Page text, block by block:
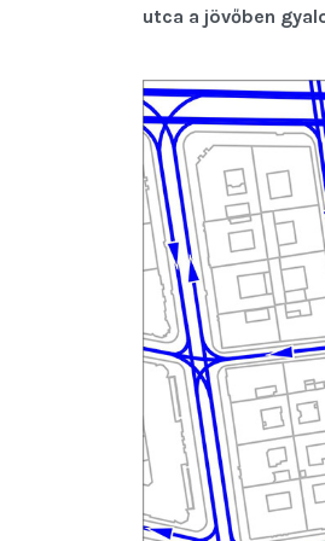
utca a jövőben